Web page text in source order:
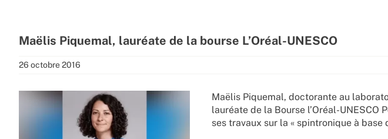
Maëlis Piquemal, lauréate de la bourse L’Oréal-UNESCO
26 octobre 2016
Maëlis Piquemal, doctorante au
lauréate de la Bourse l’Oréal-UNESCO
ses travaux sur la « spintronique à